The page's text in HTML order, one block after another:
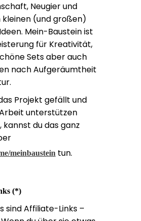
Neugier und
kleinen (und großen)
Mein-Baustein ist
für Kreativität,
Sets aber auch
nach Aufgeräumtheit
Projekt gefällt und
unterstützen
du das ganz
meinbaustein tun.
(*)
sind Affiliate-Links –